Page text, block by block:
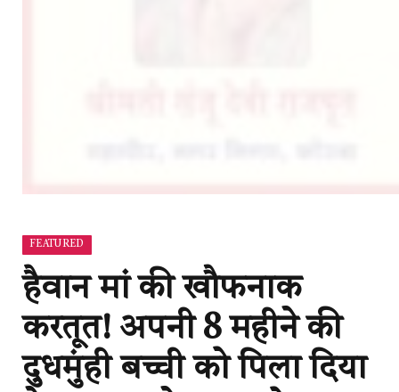
FEATURED
हैवान मां की खौफनाक
करतूत! अपनी 8 महीने की
दुधमुंही बच्ची को पिला दिया